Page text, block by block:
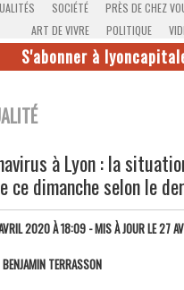
SOCIÉTÉ PRÈS DE CHEZ
ART DE VIVRE
POLITIQUE
S'abonner à
à Lyon : la
ce dimanche selon le
2020 À 18:09- MIS À JOUR LE 27
BENJAMIN TERRASSON